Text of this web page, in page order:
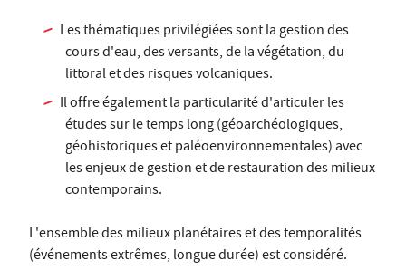
Les thématiques privilégiées sont la gestion des
cours d'eau, des versants, de la végétation, du
littoral et des risques volcaniques.
Il offre également la particularité d'articuler les
études sur le temps long (géoarchéologiques,
géohistoriques et paléoenvironnementales) avec
les enjeux de gestion et de restauration des milieux
contemporains.
L'ensemble des milieux planétaires et des temporalités
(événements extrêmes, longue durée) est considéré.